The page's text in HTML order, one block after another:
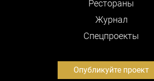
Рестораны
Журнал
Cпецпроекты
Опубликуйте проект